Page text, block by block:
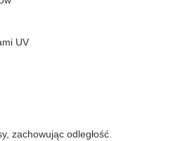
UV
zachowując odległość.